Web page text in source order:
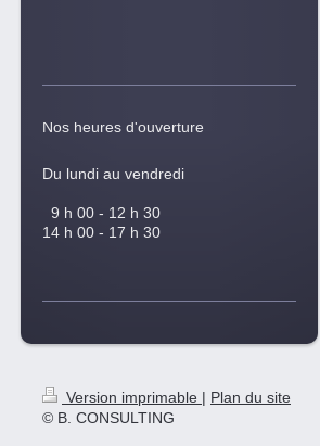
Nos heures d'ouverture
Du lundi au vendredi
9 h 00 - 12 h 30
14 h 00 - 17 h 30
Version imprimable | Plan du site
© B. CONSULTING